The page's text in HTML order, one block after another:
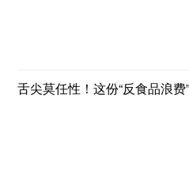
舌尖莫任性！这份“反食品浪